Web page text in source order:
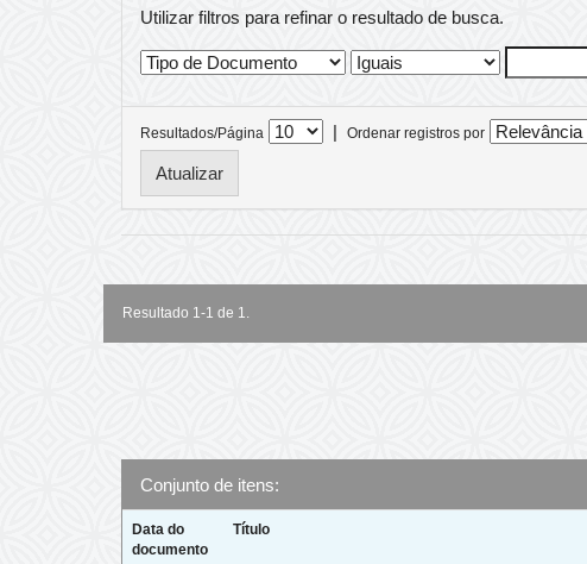
Utilizar filtros para refinar o resultado de busca.
Resultados/Página | Ordenar registros por
Resultado 1-1 de 1.
Conjunto de itens:
Data do
documento
Título